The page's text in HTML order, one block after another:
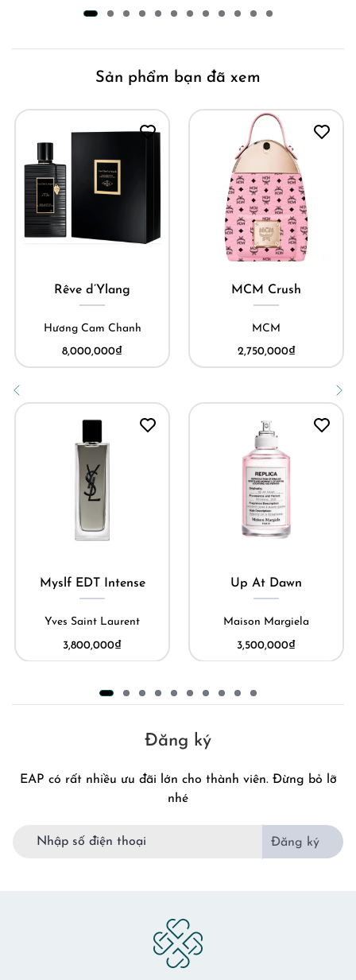
Sản phẩm bạn đã xem
Rêve d’Ylang
Hương Cam Chanh
8,000,000₫
Myslf EDT Intense
Yves Saint Laurent
3,800,000₫
MCM Crush
MCM
2,750,000₫
Up At Dawn
Maison Margiela
3,500,000₫
Đăng ký
EAP có rất nhiều ưu đãi lớn cho thành viên. Đừng bỏ lỡ
nhé
Đăng ký